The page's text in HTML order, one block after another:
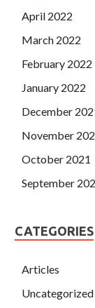
April 2022
March 2022
February 2022
January 2022
December
November
October 2021
September
CATEGORIES
Articles
Uncategorized